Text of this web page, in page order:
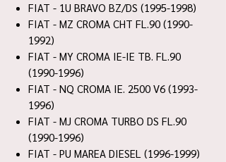
FIAT - 1U BRAVO BZ/DS (1995-1998)
FIAT - MZ CROMA CHT FL.90 (1990-
1992)
FIAT - MY CROMA IE-IE TB. FL.90
(1990-1996)
FIAT - NQ CROMA IE. 2500 V6 (1993-
1996)
FIAT - MJ CROMA TURBO DS FL.90
(1990-1996)
FIAT - PU MAREA DIESEL (1996-1999)